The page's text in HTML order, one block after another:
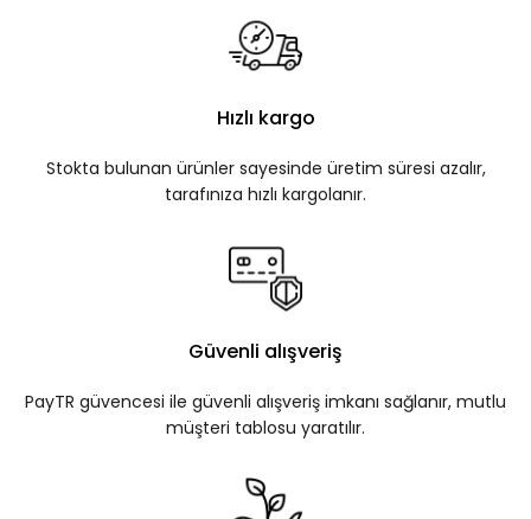
Hızlı kargo
Stokta bulunan ürünler sayesinde üretim süresi azalır,
tarafınıza hızlı kargolanır.
Güvenli alışveriş
PayTR güvencesi ile güvenli alışveriş imkanı sağlanır, mutlu
müşteri tablosu yaratılır.